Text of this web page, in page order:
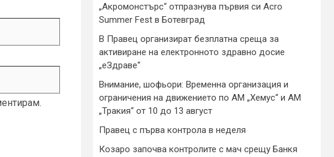
„Акромонстърс“ отпразнува първия си Acro
Summer Fest в Ботевград
В Правец организират безплатна среща за
активиране на електронното здравно досие
„еЗдраве“
Внимание, шофьори: Временна организация и
ограничения на движението по АМ „Хемус“ и АМ
„Тракия“ от 10 до 13 август
Правец с първа контрола в неделя
Козаро започва контролите с мач срещу Банкя